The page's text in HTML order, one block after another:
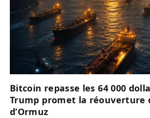
Bitcoin repasse les 64 000
Trump promet la réouverture
d’Ormuz